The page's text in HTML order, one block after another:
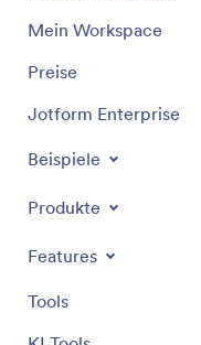
Mein Workspace
Preise
Jotform Enterprise
Beispiele
Produkte
Features
Tools